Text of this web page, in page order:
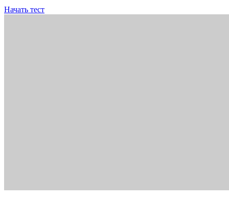
Начать тест